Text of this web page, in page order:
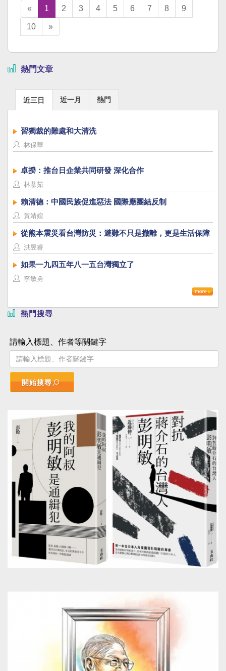
« 1 2 3 4 5 6 7 8 9
10 »
熱門文章
近三日 近一月 熱門
習獨裁的難處和大清洗
林保華
卓揆：推台日企業共同研發 深化合作
林薏茹
賴清德：中國民族促進惡法 國際應團結反制
黃靖媗
從熊本震災看台灣防災：避難不只是撤離，更是生活保障
洪昱睿
如果一九四五年八一五台灣獨立了
李敏勇
熱門搜尋
請輸入標題、作者等關鍵字
開始搜尋